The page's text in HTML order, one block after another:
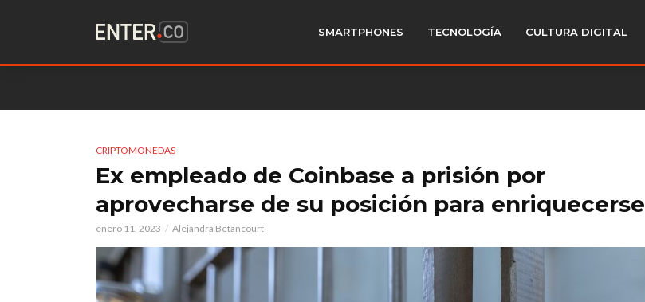
SMARTPHONES TECNOLOGÍA CULTURA DIGITAL
CRIPTOMONEDAS
Ex empleado de Coinbase a prisión por
aprovecharse de su posición para enriquecerse
enero 11, 2023 Alejandra Betancourt